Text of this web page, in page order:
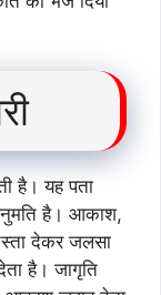
है। यह पता
है। आकाश,
देकर जलसा
है। जागृति